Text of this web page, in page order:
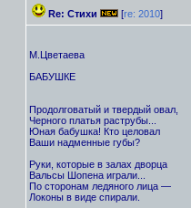
Re: Стихи [re: 2010]
М.Цветаева
БАБУШКЕ
Продолговатый и твердый овал,
Черного платья раструбы...
Юная бабушка! Кто целовал
Ваши надменные губы?
Руки, которые в залах дворца
Вальсы Шопена играли...
По сторонам ледяного лица —
Локоны в виде спирали.